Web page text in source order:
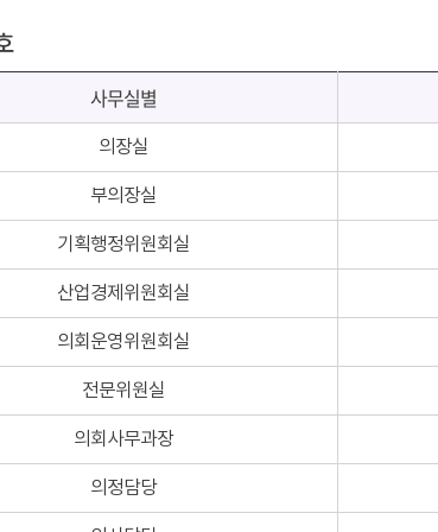
사무실별
의장실
부의장실
기획행정위원회실
산업경제위원회실
의회운영위원회실
전문위원실
의회사무과장
의정담당